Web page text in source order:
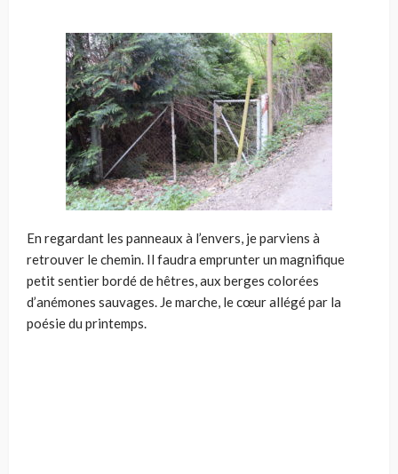
En regardant les panneaux à l’envers, je parviens à
retrouver le chemin. Il faudra emprunter un magnifique
petit sentier bordé de hêtres, aux berges colorées
d’anémones sauvages. Je marche, le cœur allégé par la
poésie du printemps.